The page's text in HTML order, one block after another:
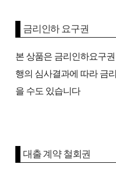
금리인하 요구권
본 상품은 금리인하요구
행의 심사결과에 따라 금
을 수도 있습니다
대출 계약 철회권